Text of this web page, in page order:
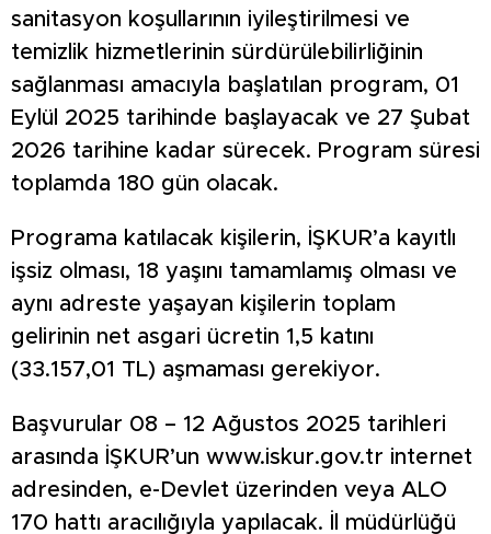
sanitasyon koşullarının iyileştirilmesi ve
temizlik hizmetlerinin sürdürülebilirliğinin
sağlanması amacıyla başlatılan program, 01
Eylül 2025 tarihinde başlayacak ve 27 Şubat
2026 tarihine kadar sürecek. Program süresi
toplamda 180 gün olacak.
Programa katılacak kişilerin, İŞKUR’a kayıtlı
işsiz olması, 18 yaşını tamamlamış olması ve
aynı adreste yaşayan kişilerin toplam
gelirinin net asgari ücretin 1,5 katını
(33.157,01 TL) aşmaması gerekiyor.
Başvurular 08 – 12 Ağustos 2025 tarihleri
arasında İŞKUR’un www.iskur.gov.tr internet
adresinden, e-Devlet üzerinden veya ALO
170 hattı aracılığıyla yapılacak. İl müdürlüğü